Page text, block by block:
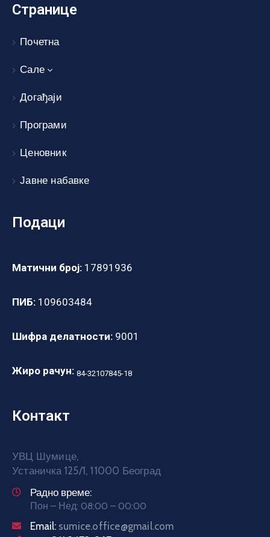
Странице
Почетна
Сале
Догађаји
Програми
Ценовник
Јавне набавке
Подаци
Матични број: 17891936
ПИБ: 109603484
Шифра делатности: 9001
Жиро рачун: 84-32107845-18
Контакт
УВЦ Шумице,
Устаничка 125/1, 11000 Београд
Радно време:
Пон – Нед: 08:00 – 00:00
Email: sumice.office@gmail.com